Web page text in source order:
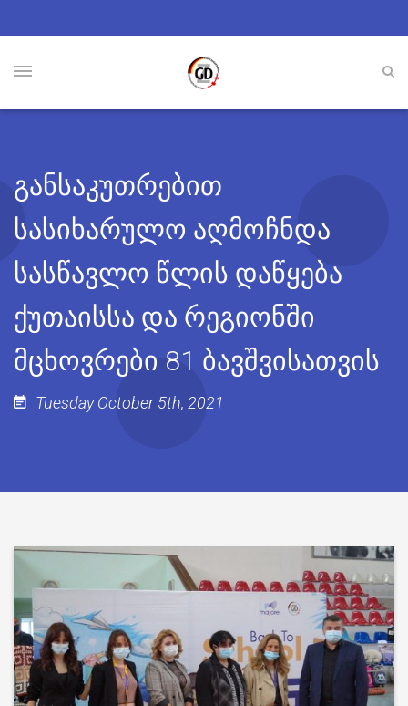
განსაკუთრებით
სასიხარულო აღმოჩნდა
სასწავლო წლის დაწყება
ქუთაისსა და რეგიონში
მცხოვრები 81 ბავშვისათვის
Tuesday October 5th, 2021